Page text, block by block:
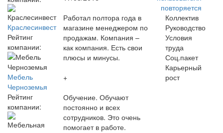
Краслесинвест
Рейтинг
компании:
Мебель
Черноземья
Рейтинг
компании:
повторяется
Работал полтора года в
магазине менеджером по
продажам. Компания –
как компания. Есть свои
плюсы и минусы.
+
Обучение. Обучают
постоянно и всех
сотрудников. Это очень
помогает в работе.
Коллектив
Руководство
Условия
труда
Соц.пакет
Карьерный
рост